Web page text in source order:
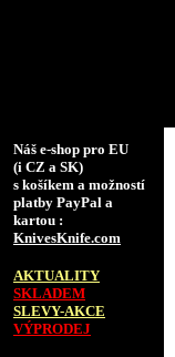
Náš e-shop pro EU
(i CZ a SK)
s košíkem a možností
platby PayPal a
kartou :
KnivesKnife.com
AKTUALITY
SKLADEM
SLEVY-AKCE
VÝPRODEJ